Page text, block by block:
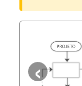
Perguntas frequentes
‹